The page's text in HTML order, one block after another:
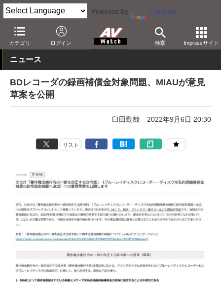
Powered by Translate
カテゴリ ログイン 検索 Impressサイト
AV Watch 動向 業界動向
ニュース
BDレコーダの録画補償金対象問題、MIAUが意見
草案を公開
臼田勤哉 2022年9月6日 20:30
リスト